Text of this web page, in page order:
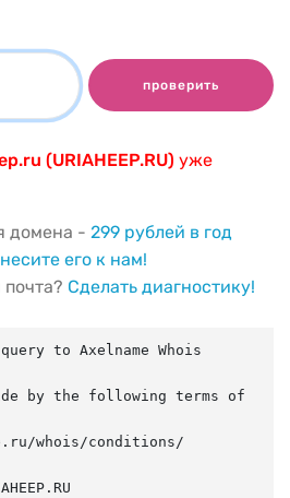
проверить
(URIAHEEP.RU) уже
домена - 299 рублей в год
его к нам!
Сделать диагностику!
to Axelname Whois
by the following terms of
whois/conditions/